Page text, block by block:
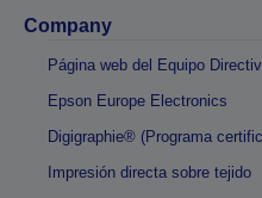
Company
Página web del Equipo
Epson Europe Electronics
Digigraphie® (Programa
Impresión directa sobre tejido